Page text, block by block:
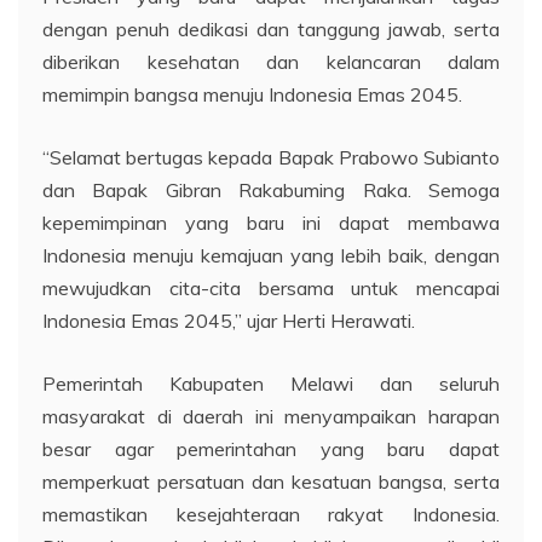
dengan penuh dedikasi dan tanggung jawab, serta
diberikan kesehatan dan kelancaran dalam
memimpin bangsa menuju Indonesia Emas 2045.
“Selamat bertugas kepada Bapak Prabowo Subianto
dan Bapak Gibran Rakabuming Raka. Semoga
kepemimpinan yang baru ini dapat membawa
Indonesia menuju kemajuan yang lebih baik, dengan
mewujudkan cita-cita bersama untuk mencapai
Indonesia Emas 2045,” ujar Herti Herawati.
Pemerintah Kabupaten Melawi dan seluruh
masyarakat di daerah ini menyampaikan harapan
besar agar pemerintahan yang baru dapat
memperkuat persatuan dan kesatuan bangsa, serta
memastikan kesejahteraan rakyat Indonesia.